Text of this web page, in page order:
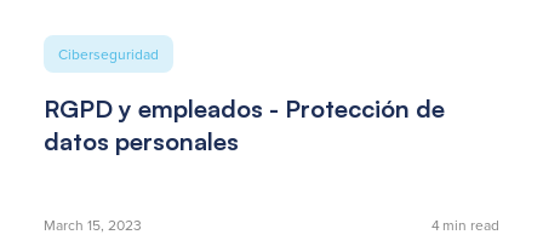
Ciberseguridad
RGPD y empleados - Protección de
datos personales
March 15, 2023 4min read